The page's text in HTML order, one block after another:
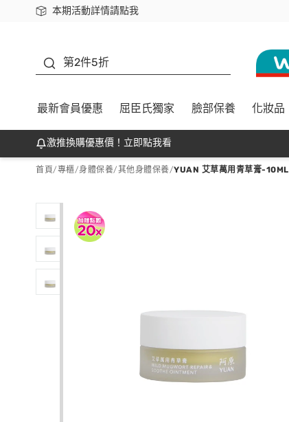
本期活動詳情請點我
下載app最高回饋$350
第2件5折
最新會員優惠 屈臣氏獨家 臉部保養 化妝品
激推換購優惠價！立即點我看
首頁/專櫃/身體保養/其他身體保養/YUAN 艾草萬用青草膏-10ML